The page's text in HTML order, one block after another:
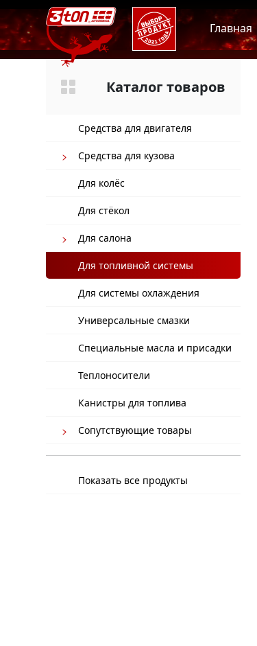
Главная
Каталог товаров
Средства для двигателя
Средства для кузова
Для колёс
Для стёкол
Для салона
Для топливной системы
Для системы охлаждения
Универсальные смазки
Специальные масла и присадки
Теплоносители
Канистры для топлива
Сопутствующие товары
Показать все продукты